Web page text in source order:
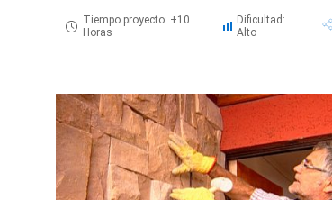
Tiempo proyecto: +10
Horas
Dificultad:
Alto